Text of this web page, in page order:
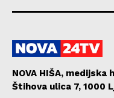
NOVA HIŠA, medijska
Štihova ulica 7, 1000